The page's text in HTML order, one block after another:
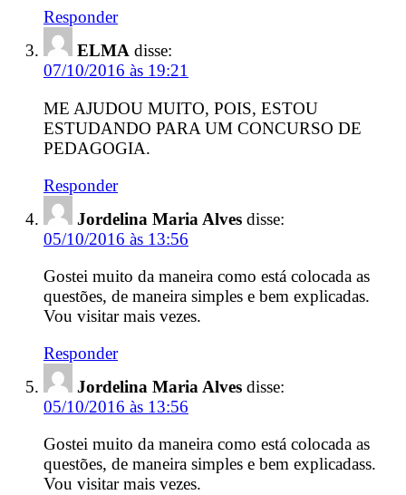
Responder
ELMA disse:
07/10/2016 às 19:21
ME AJUDOU MUITO, POIS, ESTOU
ESTUDANDO PARA UM CONCURSO DE
PEDAGOGIA.
Responder
Jordelina Maria Alves disse:
05/10/2016 às 13:56
Gostei muito da maneira como está colocada as
questões, de maneira simples e bem explicadas.
Vou visitar mais vezes.
Responder
Jordelina Maria Alves disse:
05/10/2016 às 13:56
Gostei muito da maneira como está colocada as
questões, de maneira simples e bem explicadass.
Vou visitar mais vezes.